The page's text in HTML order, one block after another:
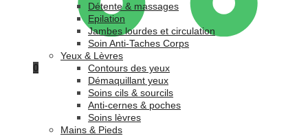
0
Détente & massages
Epilation
Jambes lourdes et circulation
Soin Anti-Taches Corps
Yeux & Lèvres
Contours des yeux
Démaquillant yeux
Soins cils & sourcils
Anti-cernes & poches
Soins lèvres
Mains & Pieds